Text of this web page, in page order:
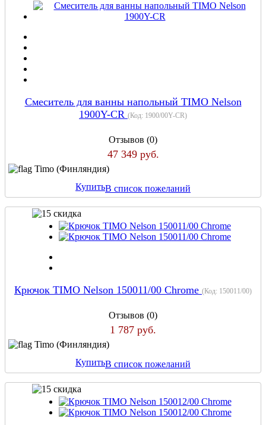
Смеситель для ванны напольный TIMO Nelson
1900Y-CR (Код: 1900/00Y-CR)
Отзывов (0)
47 349 руб.
Timo (Финляндия)
КупитьВ список пожеланий
Крючок TIMO Nelson 150011/00 Chrome (Код: 150011/00)
Отзывов (0)
1 787 руб.
Timo (Финляндия)
КупитьВ список пожеланий